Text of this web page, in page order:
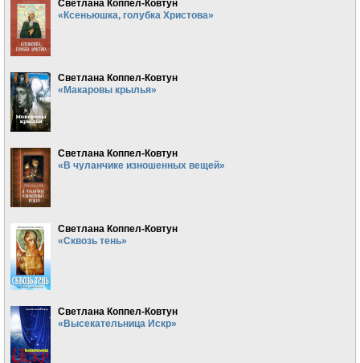
Светлана Коппел-Ковтун
«Ксеньюшка, голубка Христова»
Светлана Коппел-Ковтун
«Макаровы крылья»
Светлана Коппел-Ковтун
«В чуланчике изношенных вещей»
Светлана Коппел-Ковтун
«Сквозь тень»
Светлана Коппел-Ковтун
«Высекательница Искр»